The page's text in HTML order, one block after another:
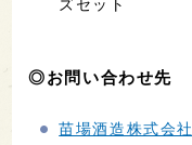
ズセット
◎お問い合わせ先
苗場酒造株式会社